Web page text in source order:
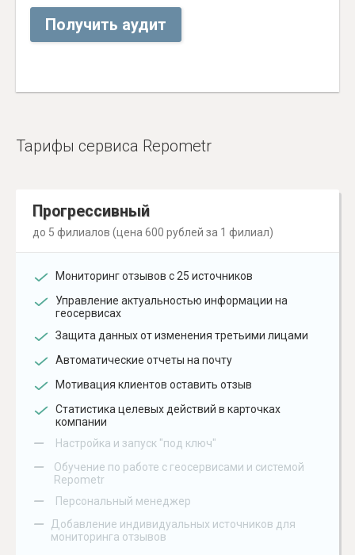
Получить аудит
Тарифы сервиса Repometr
Прогрессивный
до 5 филиалов (цена 600 рублей за 1 филиал)
Мониторинг отзывов с 25 источников
Управление актуальностью информации на
геосервисах
Защита данных от изменения третьими лицами
Автоматические отчеты на почту
Мотивация клиентов оставить отзыв
Статистика целевых действий в карточках
компании
– Настройка и запуск "под ключ"
–
Обучение по работе с геосервисами и системой
Repometr
– Персональный менеджер
–
Добавление индивидуальных источников для
мониторинга отзывов